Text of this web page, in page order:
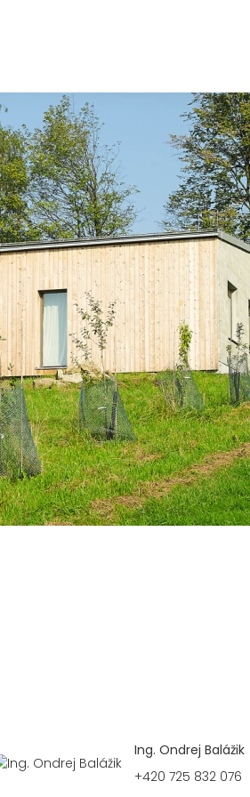
Ing. Ondrej Balážik
+420 725 832 076